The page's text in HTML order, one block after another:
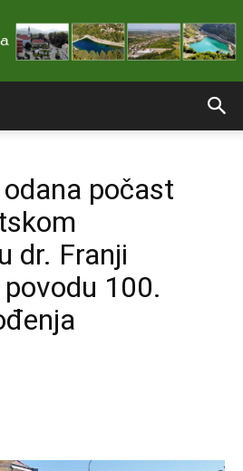
stranice
Grada
počast
dr. Franji
100.